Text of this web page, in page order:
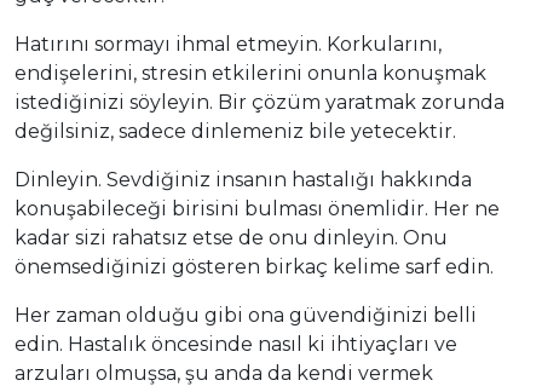
Hatırını sormayı ihmal etmeyin. Korkularını,
endişelerini, stresin etkilerini onunla konuşmak
istediğinizi söyleyin. Bir çözüm yaratmak zorunda
değilsiniz, sadece dinlemeniz bile yetecektir.
Dinleyin. Sevdiğiniz insanın hastalığı hakkında
konuşabileceği birisini bulması önemlidir. Her ne
kadar sizi rahatsız etse de onu dinleyin. Onu
önemsediğinizi gösteren birkaç kelime sarf edin.
Her zaman olduğu gibi ona güvendiğinizi belli
edin. Hastalık öncesinde nasıl ki ihtiyaçları ve
arzuları olmuşsa, şu anda da kendi vermek